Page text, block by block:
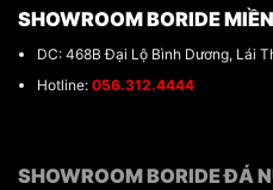
SHOWROOM BORIDE
DC: 468B Đại Lộ Bình Dương, Lái
Hotline: 056.312.4444
SHOWROOM BORIDE ĐÁ